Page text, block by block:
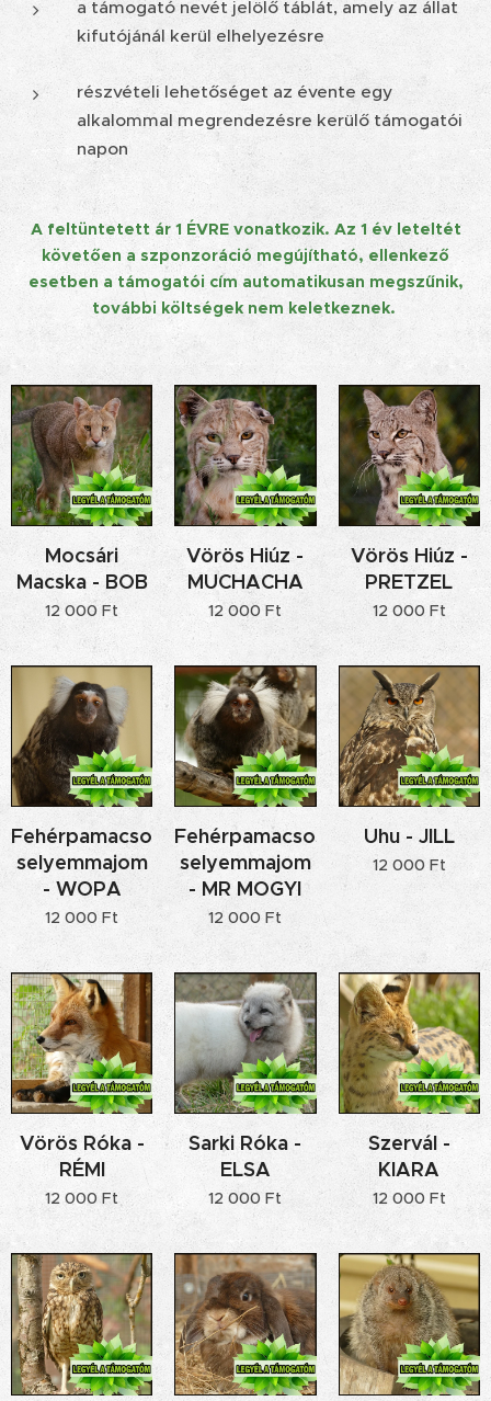
a támogató nevét jelölő táblát, amely az állat
kifutójánál kerül elhelyezésre
részvételi lehetőséget az évente egy
alkalommal megrendezésre kerülő támogatói
napon
A feltüntetett ár 1 ÉVRE vonatkozik. Az 1 év leteltét
követően a szponzoráció megújítható, ellenkező
esetben a támogatói cím automatikusan megszűnik,
további költségek nem keletkeznek.
Mocsári
Macska - BOB
12 000Ft
Vörös Hiúz -
MUCHACHA
12 000 Ft
Vörös Hiúz -
PRETZEL
12 000 Ft
Fehérpamacsos
selyemmajom
- WOPA
12 000 Ft
Fehérpamacsos
selyemmajom
- MR MOGYI
12 000 Ft
Uhu - JILL
12 000Ft
Vörös Róka -
RÉMI
12 000 Ft
Sarki Róka -
ELSA
12 000 Ft
Szervál -
KIARA
12 000 Ft